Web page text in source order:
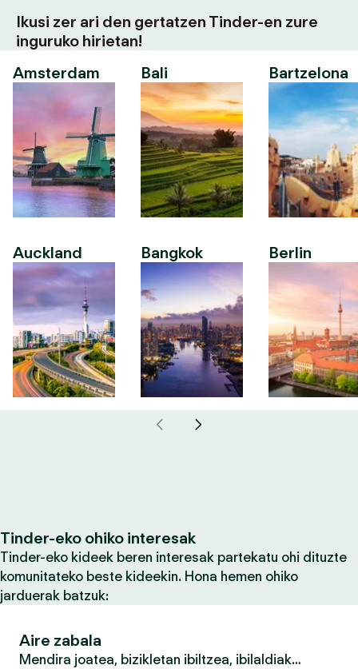
Ikusi zer ari den gertatzen Tinder-en zure
inguruko hirietan!
Amsterdam
Auckland
Bali
Bangkok
Bartzelona
Berlin
Tinder-eko ohiko interesak
Tinder-eko kideek beren interesak partekatu ohi dituzte
komunitateko beste kideekin. Hona hemen ohiko
jarduerak batzuk:
Aire zabala
Mendira joatea, bizikletan ibiltzea, ibilaldiak…